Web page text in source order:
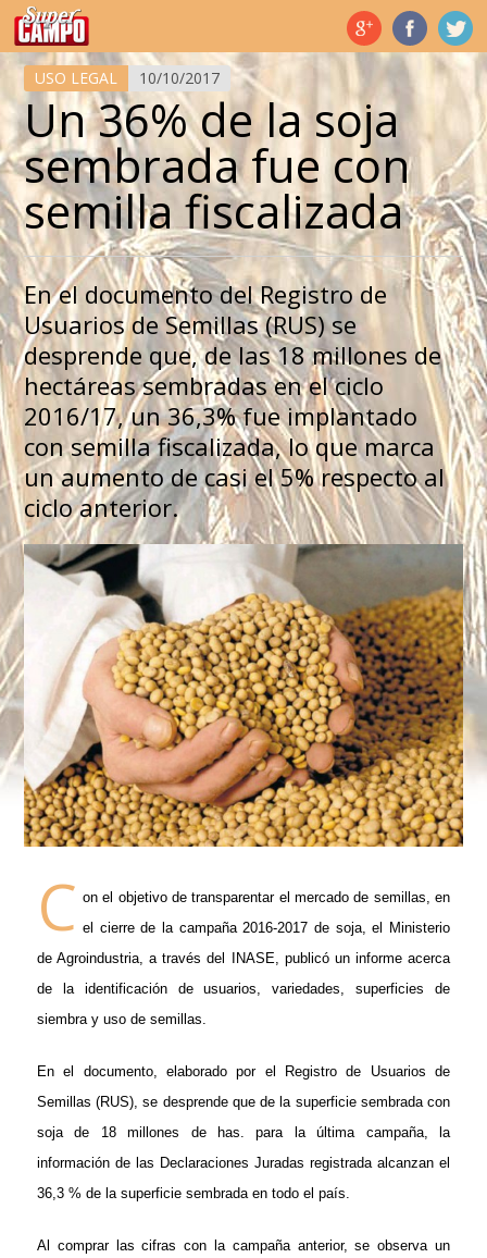
Temas de hoy
USO LEGAL 10/10/2017
Un 36% de la soja
sembrada fue con
semilla fiscalizada
En el documento del Registro de
Usuarios de Semillas (RUS) se
desprende que, de las 18 millones de
hectáreas sembradas en el ciclo
2016/17, un 36,3% fue implantado
con semilla fiscalizada, lo que marca
un aumento de casi el 5% respecto al
ciclo anterior.
C on el objetivo de transparentar el mercado de semillas, en
el cierre de la campaña 2016-2017 de soja, el Ministerio
de Agroindustria, a través del INASE, publicó un informe acerca
de la identificación de usuarios, variedades, superficies de
siembra y uso de semillas.
En el documento, elaborado por el Registro de Usuarios de
Semillas (RUS), se desprende que de la superficie sembrada con
soja de 18 millones de has. para la última campaña, la
información de las Declaraciones Juradas registrada alcanzan el
36,3 % de la superficie sembrada en todo el país.
Al comprar las cifras con la campaña anterior, se observa un